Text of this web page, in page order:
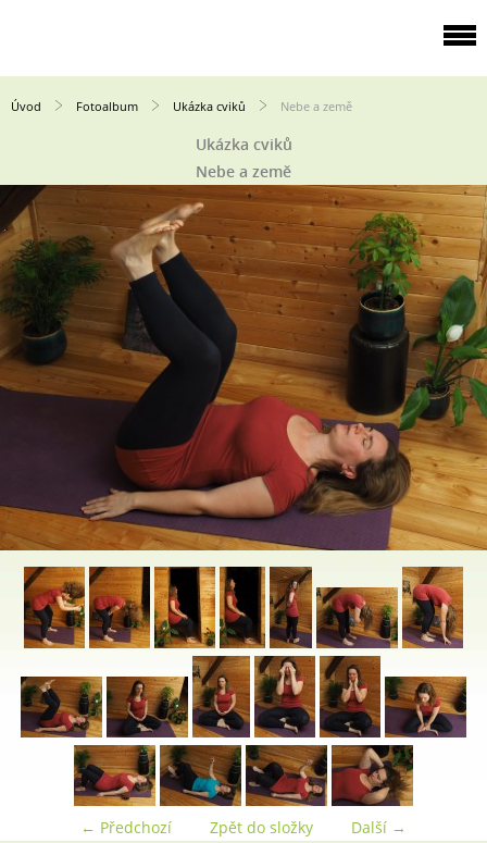
Úvod Fotoalbum Ukázka cviků Nebe a země
Ukázka cviků
Nebe a země
← Předchozí Další →
Zpět do složky